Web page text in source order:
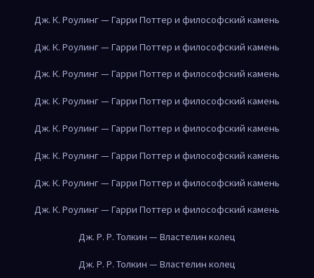
Дж. К. Роулинг — Гарри Поттер и философский камень
Дж. К. Роулинг — Гарри Поттер и философский камень
Дж. К. Роулинг — Гарри Поттер и философский камень
Дж. К. Роулинг — Гарри Поттер и философский камень
Дж. К. Роулинг — Гарри Поттер и философский камень
Дж. К. Роулинг — Гарри Поттер и философский камень
Дж. К. Роулинг — Гарри Поттер и философский камень
Дж. К. Роулинг — Гарри Поттер и философский камень
Дж. Р. Р. Толкин — Властелин колец
Дж. Р. Р. Толкин — Властелин колец